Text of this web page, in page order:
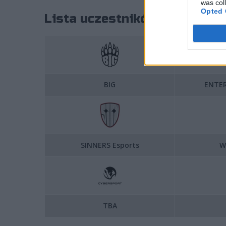
was
Opted
Lista uczestników V4 Future
BIG
SINNERS Esports
TBA